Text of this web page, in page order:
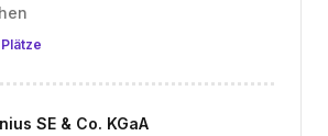
SE & Co. KGaA